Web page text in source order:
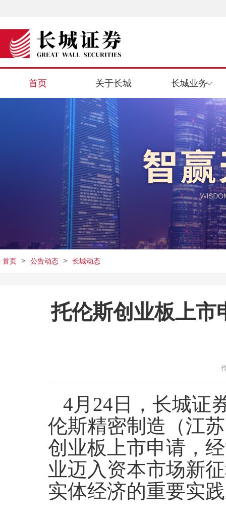
首页 关于长城 长城业务
首页 > 公告动态 > 长城动态
托伦斯创业板上市
4月24日，长城
伦斯精密制造（江
创业板上市申请，
业迈入资本市场新
实体经济的重要实